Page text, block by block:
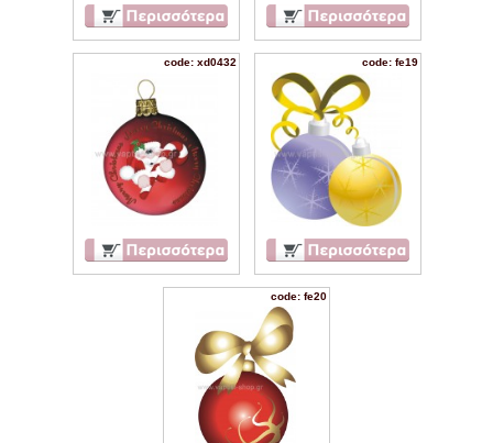
code: xd0432 code: fe19
code: fe20